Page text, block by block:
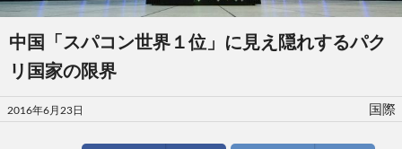
中国「スパコン世界１位」に見え隠れするパク
リ国家の限界
投
稿
2016年6月23日 国際